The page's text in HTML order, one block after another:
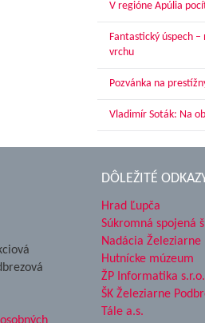
V regióne Apúlia
Fantastický úspech
vrchu
Pozvánka na
Vladimír Soták: Na
DÔLEŽITÉ
Hrad Ľupča
Súkromná spojená
Nadácia Železiarne
Hutnícke múzeum
ŽP Informatika s.r.o.
ŠK Železiarne
Tále a.s.